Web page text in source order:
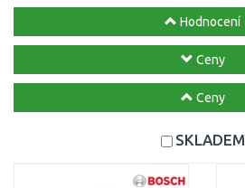
Hodnocení
Ceny
Ceny
SKLADEM